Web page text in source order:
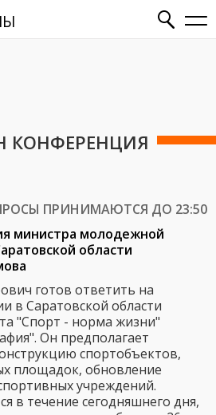
КОНФЕРЕНЦИЯ
ПРИНИМАЮТСЯ ДО 23:50
министра молодежной
области
готов ответить на
в Саратовской области
"Спорт - норма жизни"
Он предполагает
спортобъектов,
площадок, обновление
учреждений.
в течение сегодняшнего дня,